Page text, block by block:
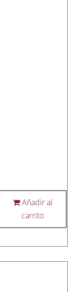
Añadir al
carrito